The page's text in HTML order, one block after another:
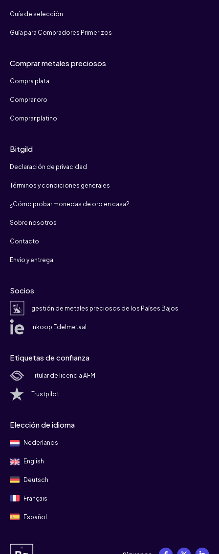
Guía de selección
Guía para Compradores Primerizos
Comprar metales preciosos
Compra plata
Comprar oro
Comprar platino
Bitgild
Declaración de privacidad
Términos y condiciones generales
¿Cómo probar monedas de oro en casa?
Sobre nosotros
Contacto
Envío y entrega
Socios
gestión de metales preciosos de los Países Bajos
Inkoop Edelmetaal
Etiquetas de confianza
Titular de licencia AFM
Trustpilot
Elección de idioma
Nederlands
English
Deutsch
Français
Español